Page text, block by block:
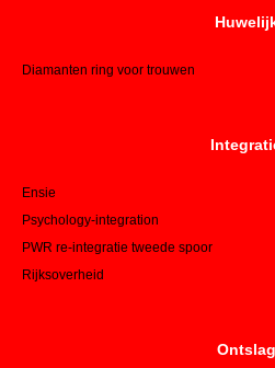
Diamanten ring voor trouwen
Ensie
Psychology-integration
PWR re-integratie tweede spoor
Rijksoverheid
Ontslag